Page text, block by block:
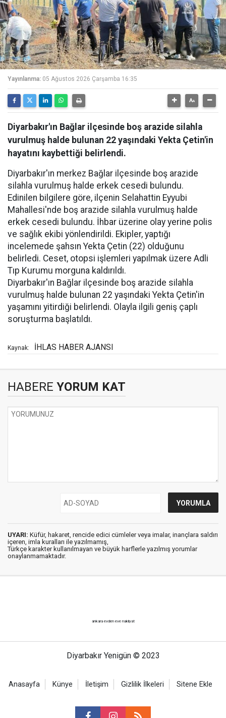
Yayınlanma: 05 Ağustos 2026 Çarşamba 16:35
Diyarbakır'ın Bağlar ilçesinde boş arazide silahla
vurulmuş halde bulunan 22 yaşındaki Yekta Çetin'in
hayatını kaybettiği belirlendi.
Diyarbakır'ın merkez Bağlar ilçesinde boş arazide
silahla vurulmuş halde erkek cesedi bulundu.
Edinilen bilgilere göre, ilçenin Selahattin Eyyubi
Mahallesi'nde boş arazide silahla vurulmuş halde
erkek cesedi bulundu. İhbar üzerine olay yerine polis
ve sağlık ekibi yönlendirildi. Ekipler, yaptığı
incelemede şahsın Yekta Çetin (22) olduğunu
belirledi. Ceset, otopsi işlemleri yapılmak üzere Adli
Tıp Kurumu morguna kaldırıldı.
Diyarbakır'ın Bağlar ilçesinde boş arazide silahla
vurulmuş halde bulunan 22 yaşındaki Yekta Çetin'in
yaşamını yitirdiği belirlendi. Olayla ilgili geniş çaplı
soruşturma başlatıldı.
Kaynak: İHLAS HABER AJANSI
HABERE YORUM KAT
UYARI: Küfür, hakaret, rencide edici cümleler veya imalar, inançlara saldırı
içeren, imla kuralları ile yazılmamış,
Türkçe karakter kullanılmayan ve büyük harflerle yazılmış yorumlar
onaylanmamaktadır.
ankara evden eve nakliyat
Diyarbakır Yenigün © 2023
Anasayfa Künye İletişim Gizlilik İlkeleri Sitene Ekle